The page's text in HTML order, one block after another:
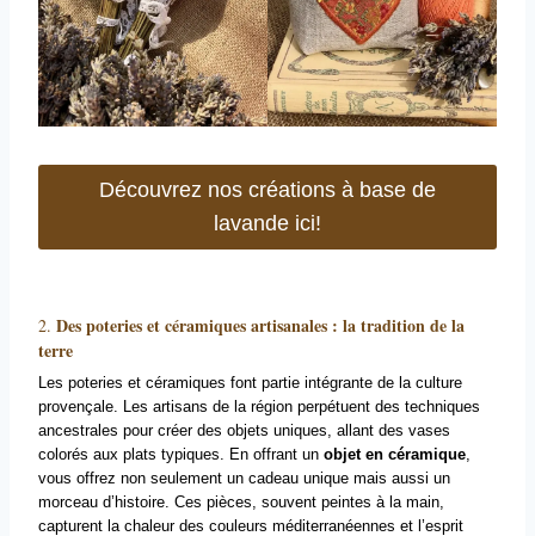
Découvrez nos créations à base de
lavande ici!
2. Des poteries et céramiques artisanales : la tradition de la
terre
Les poteries et céramiques font partie intégrante de la culture
provençale. Les artisans de la région perpétuent des techniques
ancestrales pour créer des objets uniques, allant des vases
colorés aux plats typiques. En offrant un objet en céramique
vous offrez non seulement un cadeau unique mais aussi un
morceau d’histoire. Ces pièces, souvent peintes à la main,
capturent la chaleur des couleurs méditerranéennes et l’esprit